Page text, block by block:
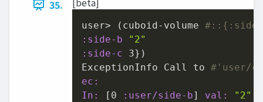
35.
user> (cuboid-volume
:side-b
"2"
:side-c
3})
ExceptionInfo Call to #'user/
ec:
In:
[ 0 :user/side-b] val: "2"